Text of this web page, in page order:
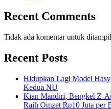
Recent Comments
Tidak ada komentar untuk
Recent Posts
Hidupkan Lagi Model
Kedua NU
Kian Mandiri, Bengkel Z-
Raih Omzet Rp10 Juta per